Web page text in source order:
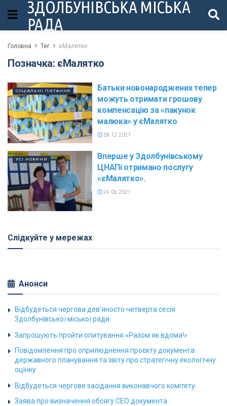
ЗДОЛБУНІВСЬКА МІСЬКА
РАДА
Головна Тег єМалятко
Позначка: єМалятко
СОЦІАЛЬНІ ПИТАННЯ
Батьки новонароджених тепер
можуть отримати грошову
компенсацію за «пакунок
малюка» у єМалятко
28.12.2021
УСІ НОВИНИ
Вперше у Здолбунівському
ЦНАПі отримано послугу
«єМалятко».
24.06.2021
Слідкуйте у мережах
Анонси
Відбудеться чергова дев’яносто четверта сесія
Здолбунівської міської ради
Запрошують пройти опитування «Разом як вдома!»
Повідомлення про оприлюднення проєкту документа
державного планування та звіту про стратегічну екологічну
оцінку
Відбудеться чергове засідання виконавчого комітету
Заява про визначення обсягу СЕО документа